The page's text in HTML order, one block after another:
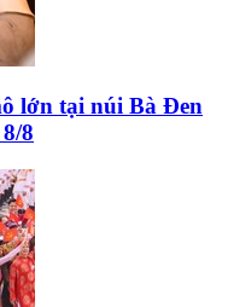
lớn tại núi Bà Đen
8